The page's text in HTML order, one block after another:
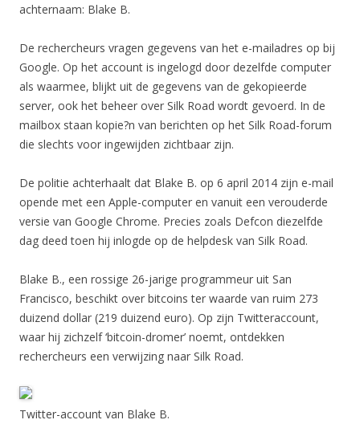
achternaam: Blake B.
De rechercheurs vragen gegevens van het e-mailadres op bij
Google. Op het account is ingelogd door dezelfde computer
als waarmee, blijkt uit de gegevens van de gekopieerde
server, ook het beheer over Silk Road wordt gevoerd. In de
mailbox staan kopie?n van berichten op het Silk Road-forum
die slechts voor ingewijden zichtbaar zijn.
De politie achterhaalt dat Blake B. op 6 april 2014 zijn e-mail
opende met een Apple-computer en vanuit een verouderde
versie van Google Chrome. Precies zoals Defcon diezelfde
dag deed toen hij inlogde op de helpdesk van Silk Road.
Blake B., een rossige 26-jarige programmeur uit San
Francisco, beschikt over bitcoins ter waarde van ruim 273
duizend dollar (219 duizend euro). Op zijn Twitteraccount,
waar hij zichzelf ‘bitcoin-dromer’ noemt, ontdekken
rechercheurs een verwijzing naar Silk Road.
Twitter-account van Blake B.